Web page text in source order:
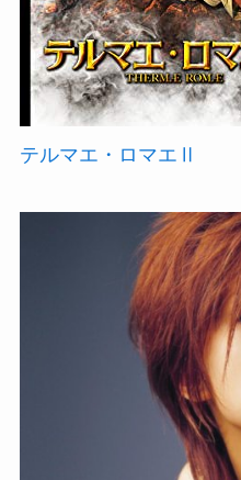
テルマエ・ロマエⅡ